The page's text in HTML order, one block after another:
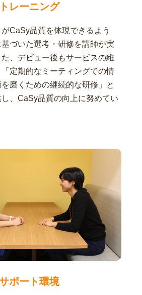
トレーニング
CaSy品質を体現できるよう
づいた選考・研修を講師が実
、デビュー後もサービスの維
定期的なミーティングでの情
磨くための継続的な研修」と
、CaSy品質の向上に努めてい
ポート環境